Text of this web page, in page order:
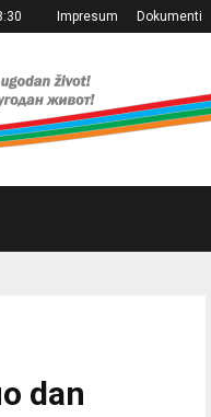
Impresum Dokumenti
dan